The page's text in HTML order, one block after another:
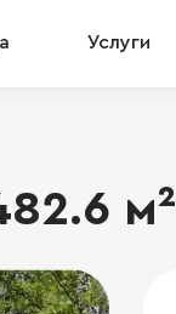
Услуги
м²